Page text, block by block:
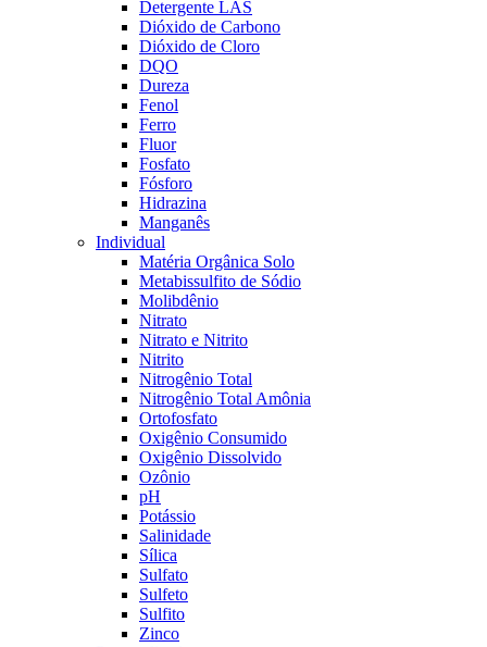
Detergente LAS
Dióxido de Carbono
Dióxido de Cloro
DQO
Dureza
Fenol
Ferro
Fluor
Fosfato
Fósforo
Hidrazina
Manganês
Individual
Matéria Orgânica Solo
Metabissulfito de Sódio
Molibdênio
Nitrato
Nitrato e Nitrito
Nitrito
Nitrogênio Total
Nitrogênio Total Amônia
Ortofosfato
Oxigênio Consumido
Oxigênio Dissolvido
Ozônio
pH
Potássio
Salinidade
Sílica
Sulfato
Sulfeto
Sulfito
Zinco